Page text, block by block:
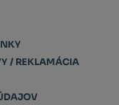
/ REKLAMÁCIA